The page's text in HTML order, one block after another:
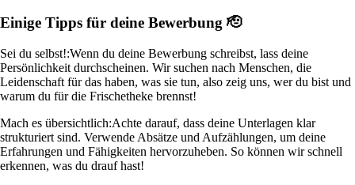
Einige Tipps für deine Bewerbung 🫡
Sei du selbst!:Wenn du deine Bewerbung schreibst, lass deine
Persönlichkeit durchscheinen. Wir suchen nach Menschen, die
Leidenschaft für das haben, was sie tun, also zeig uns, wer du bist und
warum du für die Frischetheke brennst!
Mach es übersichtlich:Achte darauf, dass deine Unterlagen klar
strukturiert sind. Verwende Absätze und Aufzählungen, um deine
Erfahrungen und Fähigkeiten hervorzuheben. So können wir schnell
erkennen, was du drauf hast!